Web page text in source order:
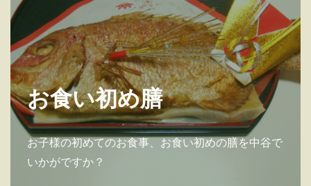
お食い初め膳
お子様の初めてのお食事、お食い初めの膳を中谷で
いかがですか？